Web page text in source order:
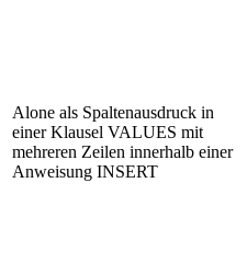
Alone als Spaltenausdruck in
einer Klausel VALUES mit
mehreren Zeilen innerhalb einer
Anweisung INSERT